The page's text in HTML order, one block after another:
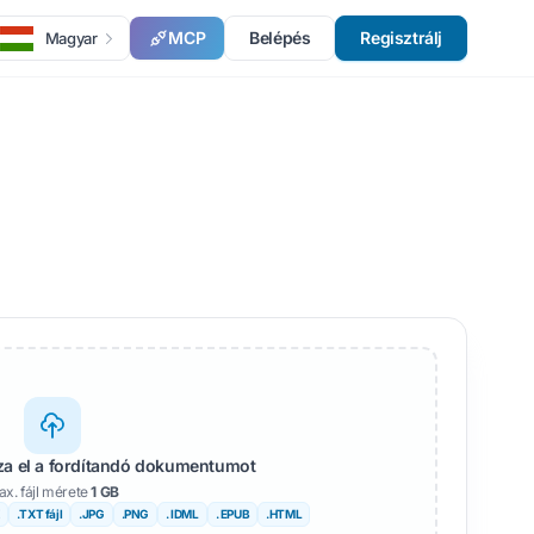
Magyar MCP Belépés Regisztrálj
el a fordítandó dokumentumot
fájl mérete1 GB
.TXT fájl .JPG .PNG . IDML . EPUB .HTML